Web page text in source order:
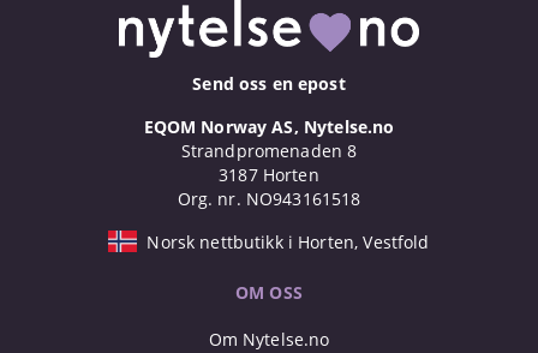
Send oss en epost
EQOM Norway AS, Nytelse.no
Strandpromenaden 8
3187 Horten
Org. nr. NO943161518
Norsk nettbutikk i Horten, Vestfold
OM OSS
Om Nytelse.no